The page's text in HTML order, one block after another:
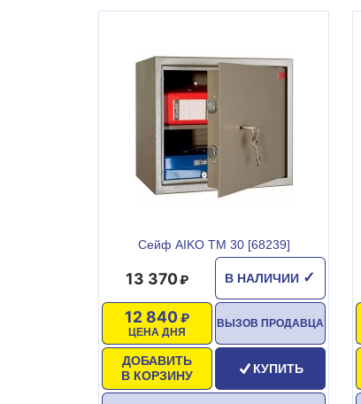
Сейф AIKO TM 30 [68239]
В НАЛИЧИИ ✓
13 370
ЦЕНА ДНЯ
12 840
ДОБАВИТЬ
В КОРЗИНУ
ВЫЗОВ ПРОДАВЦА
КУПИТЬ